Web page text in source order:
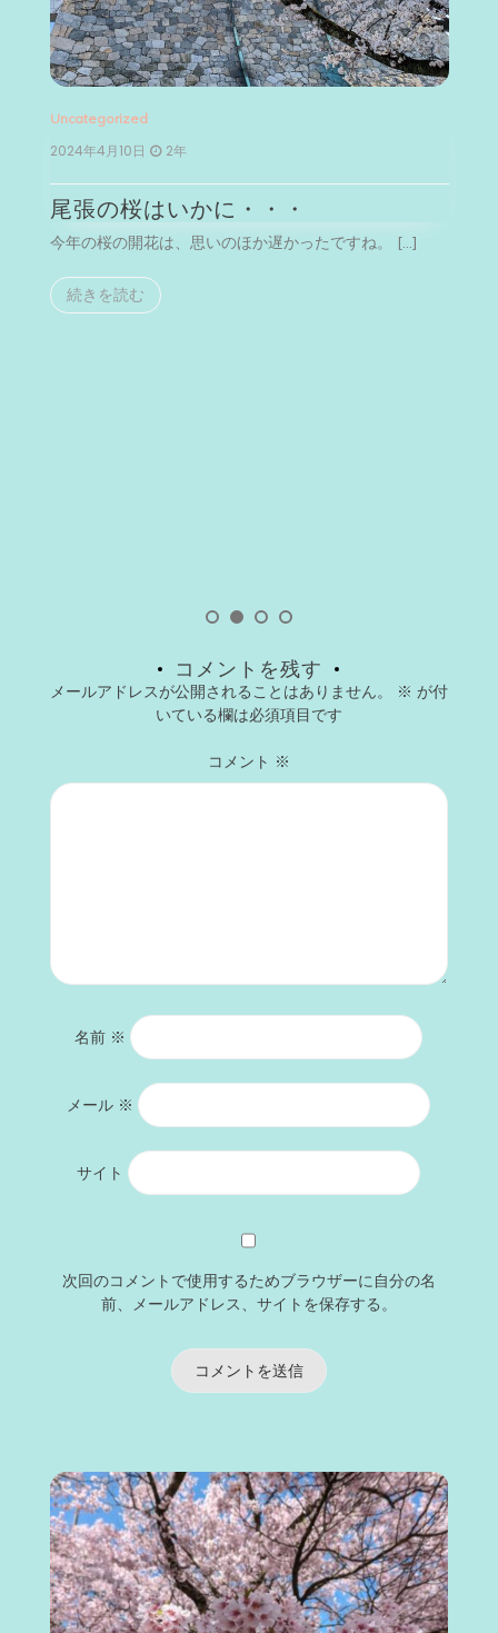
Uncategorized
2024年4月10日 2年
尾張の桜はいかに・・・
今年の桜の開花は、思いのほか遅かったですね。 […]
続きを読む
コメントを残す
メールアドレスが公開されることはありません。 ※ が付
いている欄は必須項目です
コメント ※
名前 ※
メール ※
サイト
次回のコメントで使用するためブラウザーに自分の名
前、メールアドレス、サイトを保存する。